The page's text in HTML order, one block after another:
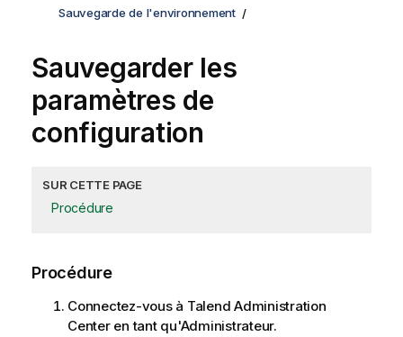
Sauvegarde de l'environnement
Sauvegarder les
paramètres de
configuration
SUR CETTE PAGE
Procédure
Procédure
Connectez-vous à Talend Administration
Centeren tant qu'Administrateur.